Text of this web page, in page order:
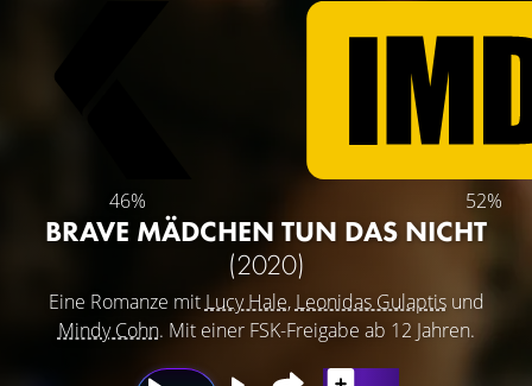
46% 52%
BRAVE MÄDCHEN TUN DAS NICHT
(2020)
Eine Romanze mit Lucy Hale, Leonidas Gulaptisund
Mindy Cohn. Mit einer FSK-Freigabe ab 12 Jahren.